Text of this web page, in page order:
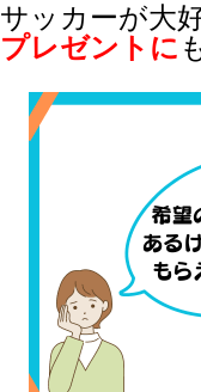
サッカーが大
プレゼントに